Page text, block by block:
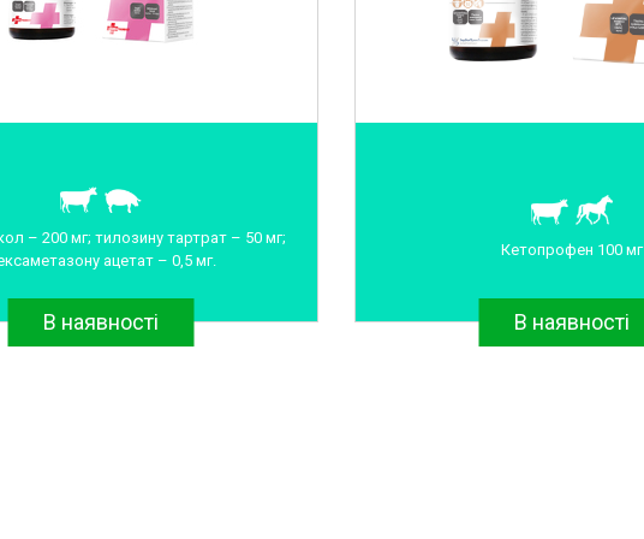
– 200 мг; тилозину тартрат – 50 мг;
ацетат – 0,5 мг.
В наявності
Кетопрофен 100 мг
В наявності